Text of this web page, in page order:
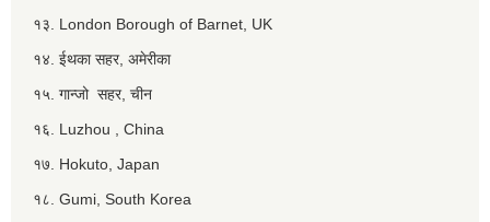
१३. London Borough of Barnet, UK
१४. ईथका सहर, अमेरीका
१५. गान्जो सहर, चीन
१६. Luzhou , China
१७. Hokuto, Japan
१८. Gumi, South Korea